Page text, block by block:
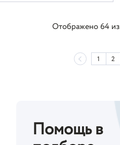
Отображено64из
1 2
Помощь в